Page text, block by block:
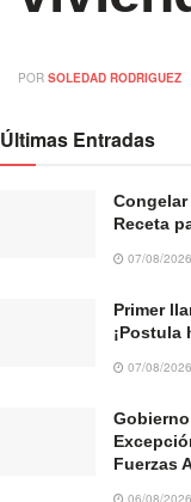
POR SOLEDAD RODRIGUEZ
Últimas Entradas
Receta
07/08/2026
Primer
¡Postula
07/08/2026
Fuerzas
06/08/2026